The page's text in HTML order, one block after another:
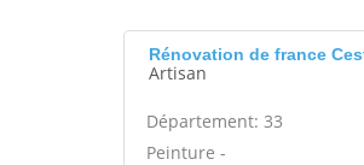
Rénovation de france
Artisan
Département: 33
Peinture -